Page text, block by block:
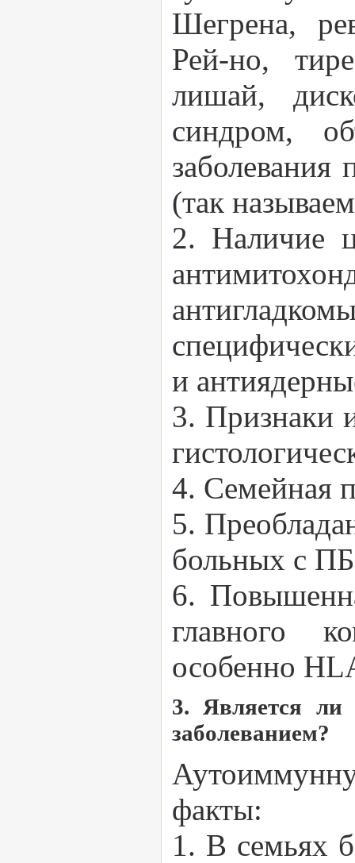
Шегрена,
Рей-но,
лишай,
синдром,
заболевания
(так
2. Наличие
и
3. Признаки
4. Семейная
5.
больных с
6.
главного
особенно
3. Является ли
заболеванием?
факты:
1. В семьях